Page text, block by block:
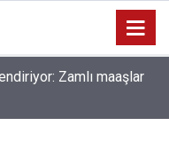
Zamlı maaşlar